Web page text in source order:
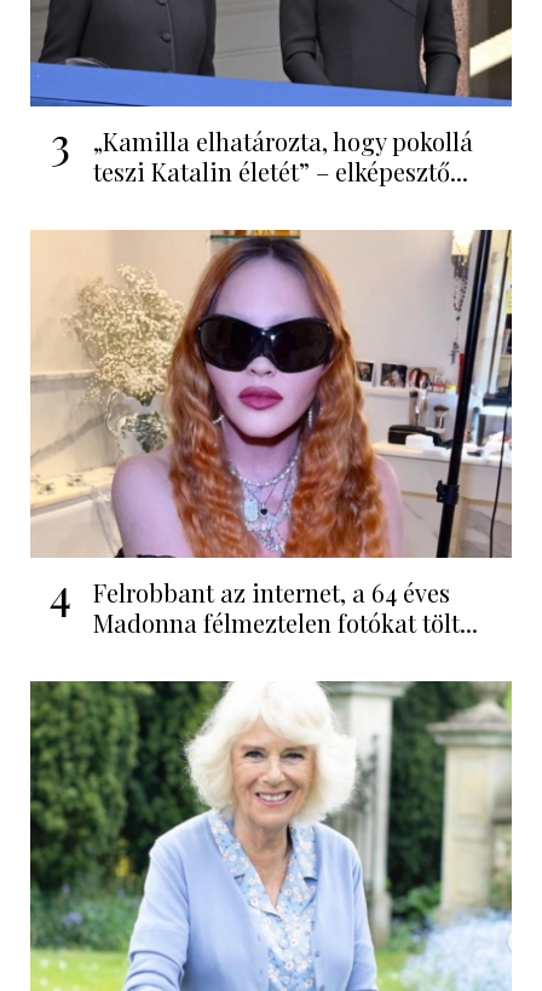
3
„Kamilla elhatározta, hogy pokollá
teszi Katalin életét” – elképesztő...
4
Felrobbant az internet, a 64 éves
Madonna félmeztelen fotókat tölt...